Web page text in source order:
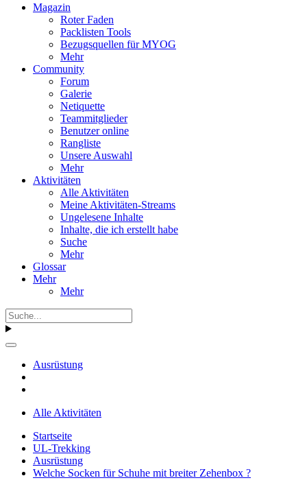
Magazin
Roter Faden
Packlisten Tools
Bezugsquellen für MYOG
Mehr
Community
Forum
Galerie
Netiquette
Teammitglieder
Benutzer online
Rangliste
Unsere Auswahl
Mehr
Aktivitäten
Alle Aktivitäten
Meine Aktivitäten-Streams
Ungelesene Inhalte
Inhalte, die ich erstellt habe
Suche
Mehr
Glossar
Mehr
Mehr
Ausrüstung
Alle Aktivitäten
Startseite
UL-Trekking
Ausrüstung
Welche Socken für Schuhe mit breiter Zehenbox ?